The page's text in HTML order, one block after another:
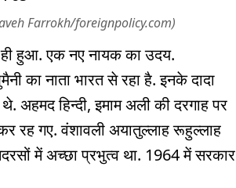
Farrokh/foreignpolicy.com)
ही हुआ. एक नए नायक का उदय.
का नाता भारत से रहा है. इनके दादा
अहमद हिन्दी, इमाम अली की दरगाह पर
गए. वंशावली अयातुल्लाह रूहुल्लाह
में अच्छा प्रभुत्व था. 1964 में सरकार